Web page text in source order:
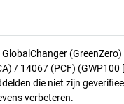
/ 14067 (PCF)
die niet zijn
verbeteren.